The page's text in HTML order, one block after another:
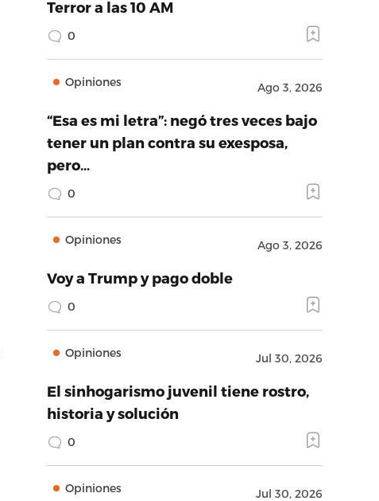
Terror a las 10 AM
0
Opiniones Ago 3, 2026
“Esa es mi letra”: negó tres veces bajo
tener un plan contra su exesposa,
pero…
0
Opiniones Ago 3, 2026
Voy a Trump y pago doble
0
Opiniones Jul 30, 2026
El sinhogarismo juvenil tiene rostro,
historia y solución
0
Opiniones Jul 30, 2026